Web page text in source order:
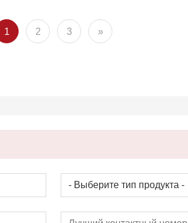
1 2 3 »